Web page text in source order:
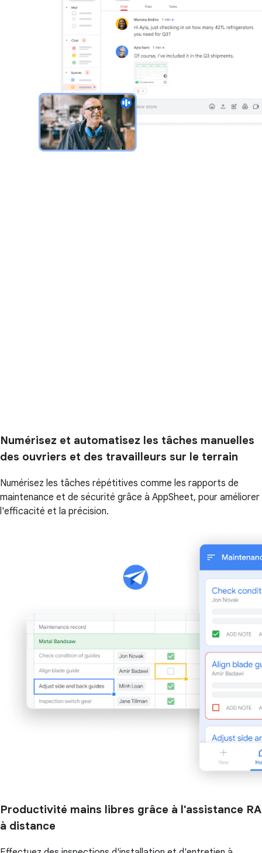
Numérisez et automatisez les tâches manuelles
des ouvriers et des travailleurs sur le terrain
Numérisez les tâches répétitives comme les rapports de
maintenance et de sécurité grâce à AppSheet, pour améliorer
l'efficacité et la précision.
Productivité mains libres grâce à l'assistance RA
à distance